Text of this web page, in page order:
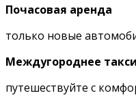
Почасовая аренда
только новые
Междугороднее такси
путешествуйте с